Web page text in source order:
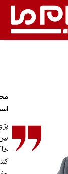
محمداسماعیل
پژوهشگر
بین‌المللی آب و
خاک و